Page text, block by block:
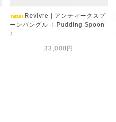
Revivre | アンティークスプ
ーンバングル〈 Pudding Spoon
〉
33,000円